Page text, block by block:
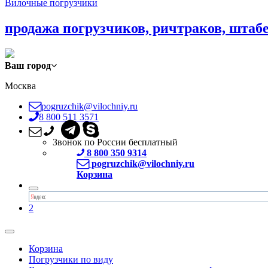
Вилочные погрузчики
продажа погрузчиков, ричтраков,
Ваш город
Москва
pogruzchik@vilochniy.ru
8 800 511 3571
Звонок по России бесплатный
8 800 350 9314
pogruzchik@vilochniy.ru
Корзина
2
Корзина
Погрузчики по виду